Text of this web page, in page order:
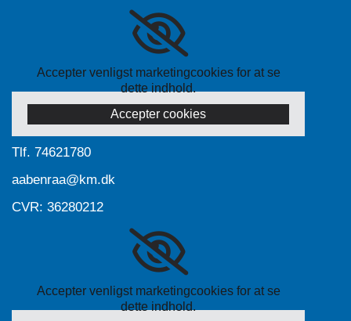
Accepter venligst marketingcookies for at se
dette indhold.
Accepter cookies
Tlf. 74621780
aabenraa@km.dk
CVR: 36280212
Accepter venligst marketingcookies for at se
dette indhold.